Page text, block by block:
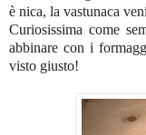
è nica, la vastunaca
Curiosissima come
abbinare con i
visto giusto!